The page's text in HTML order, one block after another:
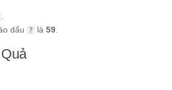
dấu
? là 59